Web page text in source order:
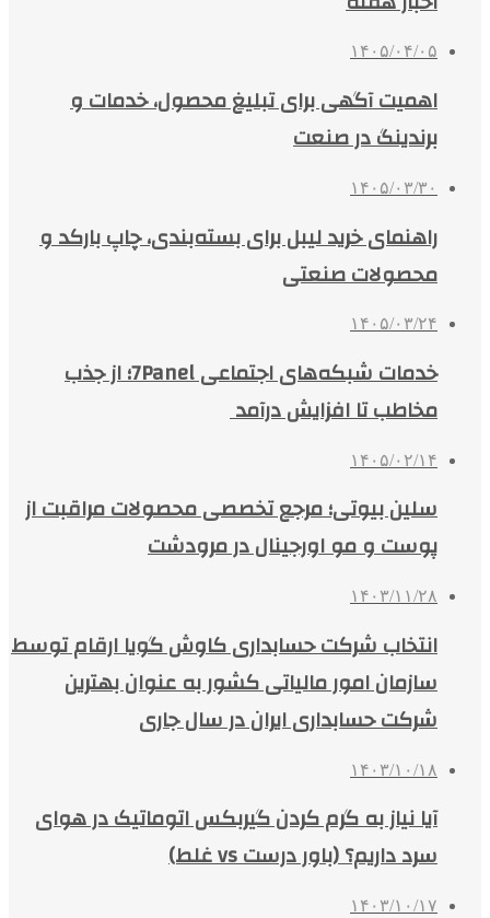
۱۴۰۵/۰۴/۰۵
اهمیت آگهی برای تبلیغ محصول، خدمات و
برندینگ در صنعت
۱۴۰۵/۰۳/۳۰
راهنمای خرید لیبل برای بسته‌بندی، چاپ بارکد و
محصولات صنعتی
۱۴۰۵/۰۳/۲۴
خدمات شبکه‌های اجتماعی 7Panel؛ از جذب
مخاطب تا افزایش درآمد
۱۴۰۵/۰۲/۱۴
سلین بیوتی؛ مرجع تخصصی محصولات مراقبت از
پوست و مو اورجینال در مرودشت
۱۴۰۳/۱۱/۲۸
انتخاب شرکت حسابداری کاوش گویا ارقام توسط
سازمان امور مالیاتی کشور به عنوان بهترین
شرکت حسابداری ایران در سال جاری
۱۴۰۳/۱۰/۱۸
آیا نیاز به گرم کردن گیربکس اتوماتیک در هوای
سرد داریم؟ (باور درست vs غلط)
۱۴۰۳/۱۰/۱۷